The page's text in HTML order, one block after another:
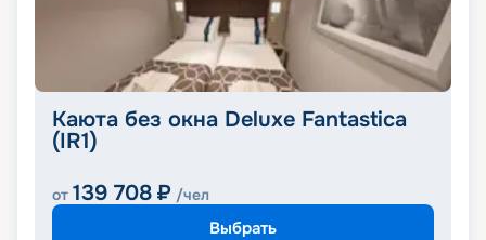
Каюта без окна Deluxe Fantastica
(IR1)
от 139 708 ₽ /чел
Выбрать